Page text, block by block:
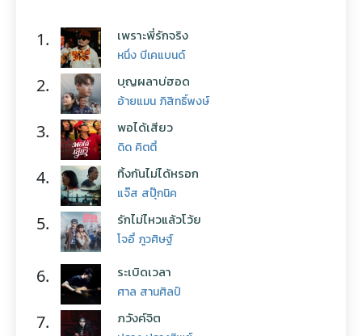
1. เพราะพี่รักจริง
หนึ่ง บีเคแบนด์
2. บุญผลาบ่ฮอด
อ้ายแมน ภิสิทธิ์พงษ์
3. พอได้เสียว
ดิด คิตตี้
4. ทิ้งกันไม่ได้หรอก
แจ๊ส สปุ๊กนิค
5. รักไม่ไหวแล้วโว้ย
โจอี้ ภูวศิษฐ์
6. ระเบิดเวลา
ศาล สานศิลป์
7. ภวังค์จิต